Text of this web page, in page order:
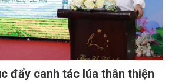
đẩy canh tác lúa thân thiện